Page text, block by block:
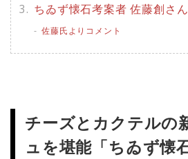
ちゐず懐石考案者 佐藤創さん
佐藤氏よりコメント
チーズとカクテルの
ュを堪能「ちゐず懐